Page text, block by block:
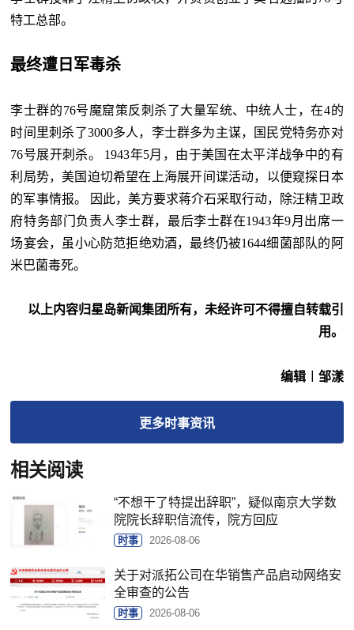
特工总部。
最终遭日军毒杀
李士群的76号魔窟策反刺杀了大量军统、中统人士，在4的
时间里刺杀了3000多人，李士群多为主谋，国民党特务亦对
76号展开刺杀。 1943年5月，由于美国在太平洋战争中的有
利局势，美国迫切希望在上海展开间谍活动，以便窥探日本
的军事情报。 因此，美方要求蒋介石采取行动，除汪精卫政
府特务部门负责人李士群，最后李士群在1943年9月出席一
场宴会，虽小心防范拒绝劝酒，最终仍被1644细菌部队的阿
米巴菌毒死。
以上内容归星岛新闻集团所有，未经许可不得擅自转载引
用。
编辑︱邹漾
更多时事资讯
相关阅读
“不想干了特提出辞职”，疑似南京大学数
院院长辞职信流传，院方回应
时事 2026-08-06
关于对派拓公司在华销售产品启动网络安
全审查的公告
时事 2026-08-06